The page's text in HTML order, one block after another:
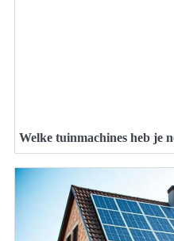
Welke tuinmachines heb je